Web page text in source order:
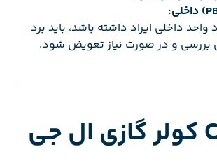
واحد داخلی ایراد داشته باشد، باید برد
بررسی و در صورت نیاز تعویض شود.